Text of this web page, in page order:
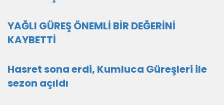
YAĞLI GÜREŞ ÖNEMLİ BİR DEĞERİNİ
KAYBETTİ
Hasret sona erdi, Kumluca Güreşleri ile
sezon açıldı